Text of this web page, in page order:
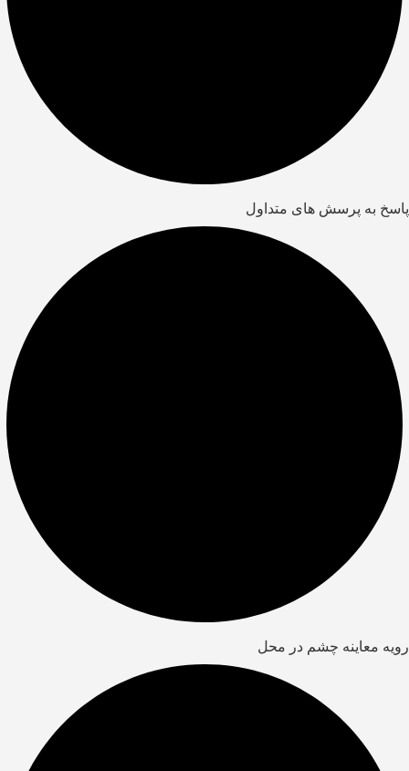
پاسخ به پرسش های متداول
رویه معاینه چشم در محل